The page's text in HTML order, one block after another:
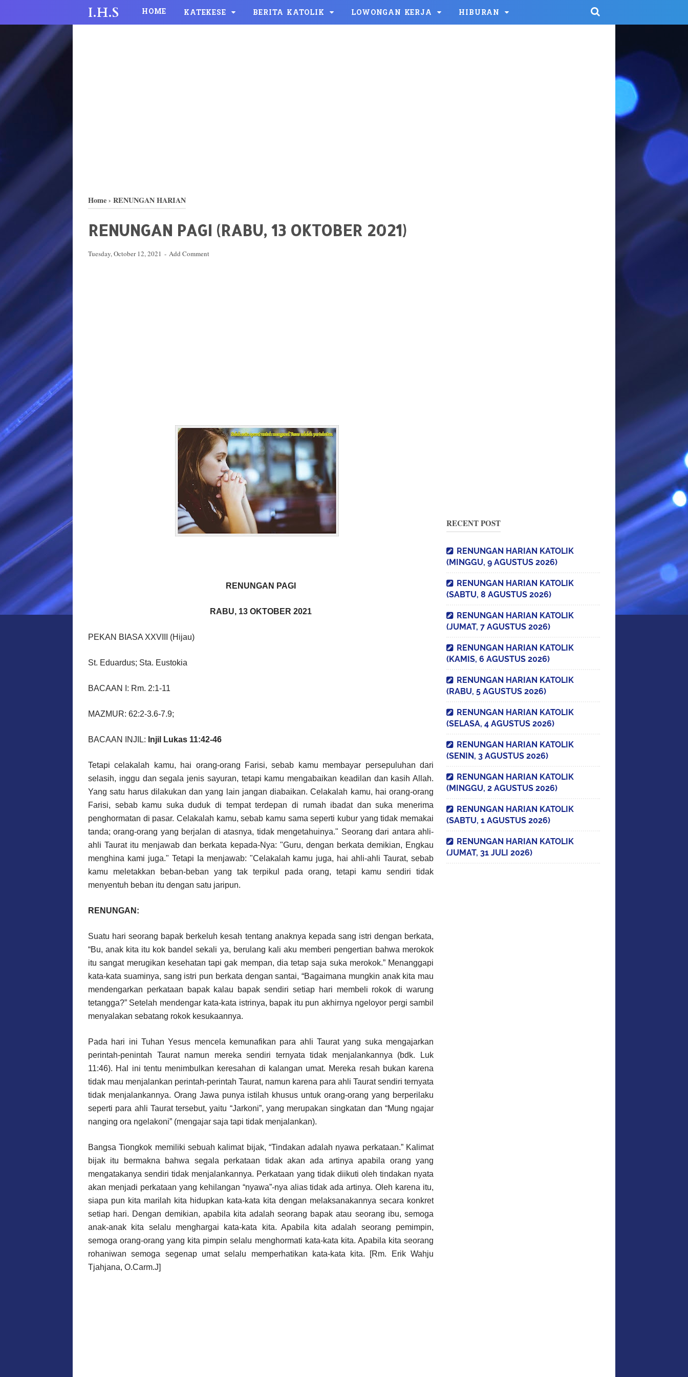
I.H.S HOME KATEKESE BERITA KATOLIK LOWONGAN KERJA HIBURAN
Home› RENUNGAN HARIAN
RENUNGAN PAGI (RABU, 13 OKTOBER 2021)
Tuesday, October 12, 2021 Add Comment
RENUNGAN PAGI
RABU, 13 OKTOBER 2021
PEKAN BIASA XXVIII (Hijau)
St. Eduardus; Sta. Eustokia
BACAAN I: Rm. 2:1-11
MAZMUR: 62:2-3.6-7.9;
BACAAN INJIL: Injil Lukas 11:42-46
Tetapi celakalah kamu, hai orang-orang Farisi, sebab kamu membayar persepuluhan dari
selasih, inggu dan segala jenis sayuran, tetapi kamu mengabaikan keadilan dan kasih Allah.
Yang satu harus dilakukan dan yang lain jangan diabaikan. Celakalah kamu, hai orang-orang
Farisi, sebab kamu suka duduk di tempat terdepan di rumah ibadat dan suka menerima
penghormatan di pasar. Celakalah kamu, sebab kamu sama seperti kubur yang tidak memakai
tanda; orang-orang yang berjalan di atasnya, tidak mengetahuinya." Seorang dari antara ahli-
ahli Taurat itu menjawab dan berkata kepada-Nya: "Guru, dengan berkata demikian, Engkau
menghina kami juga." Tetapi Ia menjawab: "Celakalah kamu juga, hai ahli-ahli Taurat, sebab
kamu meletakkan beban-beban yang tak terpikul pada orang, tetapi kamu sendiri tidak
menyentuh beban itu dengan satu jaripun.
RENUNGAN:
Suatu hari seorang bapak berkeluh kesah tentang anaknya kepada sang istri dengan berkata,
“Bu, anak kita itu kok bandel sekali ya, berulang kali aku memberi pengertian bahwa merokok
itu sangat merugikan kesehatan tapi gak mempan, dia tetap saja suka merokok.” Menanggapi
kata-kata suaminya, sang istri pun berkata dengan santai, “Bagaimana mungkin anak kita mau
mendengarkan perkataan bapak kalau bapak sendiri setiap hari membeli rokok di warung
tetangga?” Setelah mendengar kata-kata istrinya, bapak itu pun akhirnya ngeloyor pergi sambil
menyalakan sebatang rokok kesukaannya.
Pada hari ini Tuhan Yesus mencela kemunafikan para ahli Taurat yang suka mengajarkan
perintah-penintah Taurat namun mereka sendiri ternyata tidak menjalankannya (bdk. Luk
11:46). Hal ini tentu menimbulkan keresahan di kalangan umat. Mereka resah bukan karena
tidak mau menjalankan perintah-perintah Taurat, namun karena para ahli Taurat sendiri ternyata
tidak menjalankannya. Orang Jawa punya istilah khusus untuk orang-orang yang berperilaku
seperti para ahli Taurat tersebut, yaitu “Jarkoni”, yang merupakan singkatan dan “Mung ngajar
nanging ora ngelakoni” (mengajar saja tapi tidak menjalankan).
Bangsa Tiongkok memiliki sebuah kalimat bijak, “Tindakan adalah nyawa perkataan.” Kalimat
bijak itu bermakna bahwa segala perkataan tidak akan ada artinya apabila orang yang
mengatakanya sendiri tidak menjalankannya. Perkataan yang tidak diikuti oleh tindakan nyata
akan menjadi perkataan yang kehilangan “nyawa”-nya alias tidak ada artinya. Oleh karena itu,
siapa pun kita marilah kita hidupkan kata-kata kita dengan melaksanakannya secara konkret
setiap hari. Dengan demikian, apabila kita adalah seorang bapak atau seorang ibu, semoga
anak-anak kita selalu menghargai kata-kata kita. Apabila kita adalah seorang pemimpin,
semoga orang-orang yang kita pimpin selalu menghormati kata-kata kita. Apabila kita seorang
rohaniwan semoga segenap umat selalu memperhatikan kata-kata kita. [Rm. Erik Wahju
Tjahjana, O.Carm.J]
RECENT POST
RENUNGAN HARIAN KATOLIK
(MINGGU, 9 AGUSTUS 2026)
RENUNGAN HARIAN KATOLIK
(SABTU, 8 AGUSTUS 2026)
RENUNGAN HARIAN KATOLIK
(JUMAT, 7 AGUSTUS 2026)
RENUNGAN HARIAN KATOLIK
(KAMIS, 6 AGUSTUS 2026)
RENUNGAN HARIAN KATOLIK
(RABU, 5 AGUSTUS 2026)
RENUNGAN HARIAN KATOLIK
(SELASA, 4 AGUSTUS 2026)
RENUNGAN HARIAN KATOLIK
(SENIN, 3 AGUSTUS 2026)
RENUNGAN HARIAN KATOLIK
(MINGGU, 2 AGUSTUS 2026)
RENUNGAN HARIAN KATOLIK
(SABTU, 1 AGUSTUS 2026)
RENUNGAN HARIAN KATOLIK
(JUMAT, 31 JULI 2026)